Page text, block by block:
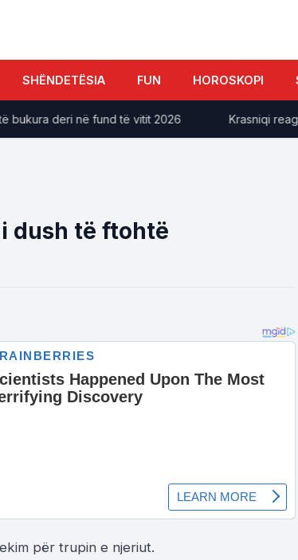
SHËNDETËSIA FUN HOROSKOPI
deri në fund të vitit 2026 ​Krasniqi reagon
dush të ftohtë
për trupin e njeriut.